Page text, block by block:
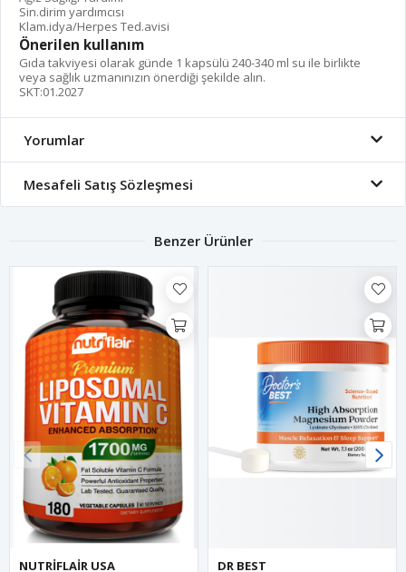
Sin.dirim yardımcısı
Klam.idya/Herpes Ted.avisi
Önerilen kullanım
Gıda takviyesi olarak günde 1 kapsülü 240-340 ml su ile birlikte
veya sağlık uzmanınızın önerdiği şekilde alın.
SKT:01.2027
Yorumlar
Mesafeli Satış Sözleşmesi
Benzer Ürünler
NUTRİFLAİR USA DR BEST